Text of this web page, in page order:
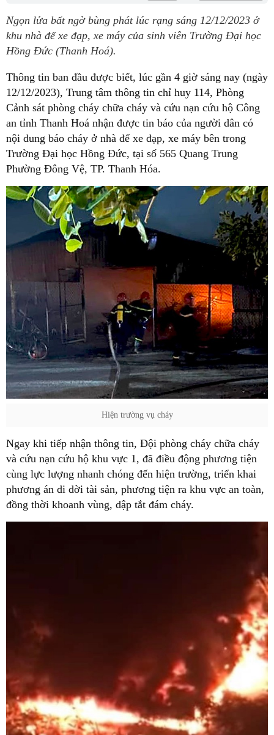
Ngọn lửa bất ngờ bùng phát lúc rạng sáng 12/12/2023 ở
khu nhà để xe đạp, xe máy của sinh viên Trường Đại học
Hồng Đức (Thanh Hoá).
Thông tin ban đầu được biết, lúc gần 4 giờ sáng nay (ngày
12/12/2023), Trung tâm thông tin chỉ huy 114, Phòng
Cảnh sát phòng cháy chữa cháy và cứu nạn cứu hộ Công
an tỉnh Thanh Hoá nhận được tin báo của người dân có
nội dung báo cháy ở nhà để xe đạp, xe máy bên trong
Trường Đại học Hồng Đức, tại số 565 Quang Trung
Phường Đông Vệ, TP. Thanh Hóa.
Hiện trường vụ cháy
Ngay khi tiếp nhận thông tin, Đội phòng cháy chữa cháy
và cứu nạn cứu hộ khu vực 1, đã điều động phương tiện
cùng lực lượng nhanh chóng đến hiện trường, triển khai
phương án di dời tài sản, phương tiện ra khu vực an toàn,
đồng thời khoanh vùng, dập tắt đám cháy.